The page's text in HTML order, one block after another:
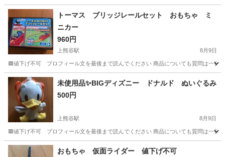
埼玉 朝霞市 模型、プラモデル クレーンゲーム
トーマス ブリッジレールセット おもちゃ ミ
ニカー
960円
上熊谷駅 8月9日
🟥値下げ不可 プロフィール文を最後まで読んでください 商品についても質問は一切
埼玉 熊谷市 上熊谷駅 その他
未使用品✨BIGディズニー ドナルド ぬいぐるみ
500円
上熊谷駅 8月9日
🟥値下げ不可 プロフィール文を最後まで読んでください 商品についても質問は一切
埼玉 熊谷市 上熊谷駅 おもちゃ ドナルド
おもちゃ 仮面ライダー 値下げ不可